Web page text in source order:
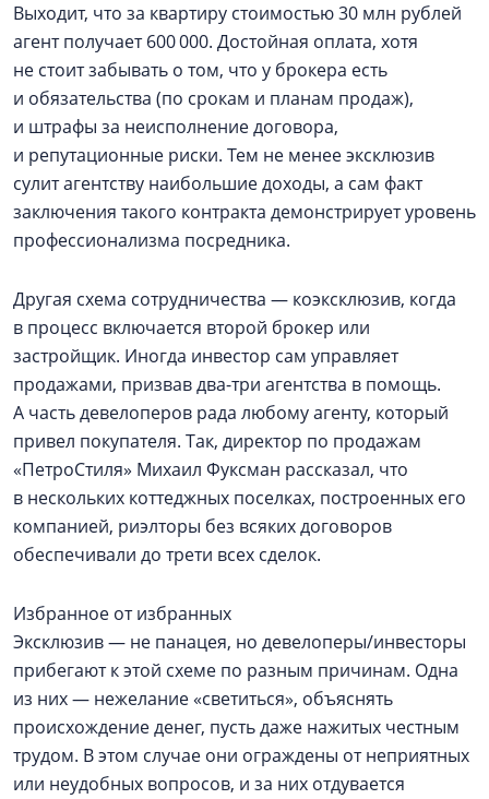
Выходит, что за квартиру стоимостью 30 млн рублей
агент получает 600 000. Достойная оплата, хотя
не стоит забывать о том, что у брокера есть
и обязательства (по срокам и планам продаж),
и штрафы за неисполнение договора,
и репутационные риски. Тем не менее эксклюзив
сулит агентству наибольшие доходы, а сам факт
заключения такого контракта демонстрирует уровень
профессионализма посредника.
Другая схема сотрудничества — коэксклюзив, когда
в процесс включается второй брокер или
застройщик. Иногда инвестор сам управляет
продажами, призвав два-три агентства в помощь.
А часть девелоперов рада любому агенту, который
привел покупателя. Так, директор по продажам
«ПетроСтиля» Михаил Фуксман рассказал, что
в нескольких коттеджных поселках, построенных его
компанией, риэлторы без всяких договоров
обеспечивали до трети всех сделок.
Избранное от избранных
Эксклюзив — не панацея, но девелоперы/инвесторы
прибегают к этой схеме по разным причинам. Одна
из них — нежелание «светиться», объяснять
происхождение денег, пусть даже нажитых честным
трудом. В этом случае они ограждены от неприятных
или неудобных вопросов, и за них отдувается